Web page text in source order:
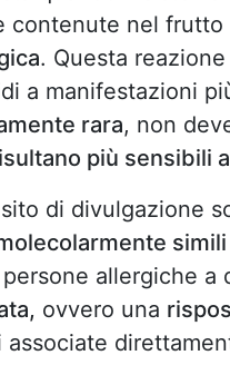
contenute nel frutto
. Questa reazione
a manifestazioni
rara, non
più sensibili
di divulgazione
simili
allergiche
ovvero una